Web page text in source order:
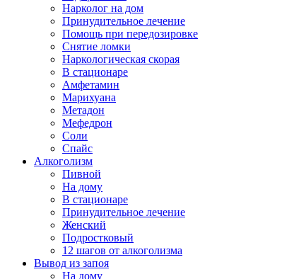
Нарколог на дом
Принудительное лечение
Помощь при передозировке
Снятие ломки
Наркологическая скорая
В стационаре
Амфетамин
Марихуана
Метадон
Мефедрон
Соли
Спайс
Алкоголизм
Пивной
На дому
В стационаре
Принудительное лечение
Женский
Подростковый
12 шагов от алкоголизма
Вывод из запоя
На дому